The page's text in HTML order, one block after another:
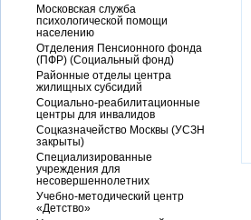
Московская служба
психологической помощи
населению
Отделения Пенсионного фонда
(ПФР) (Социальный фонд)
Районные отделы центра
жилищных субсидий
Социально-реабилитационные
центры для инвалидов
Соцказначейство Москвы (УСЗН
закрыты)
Специализированные
учреждения для
несовершеннолетних
Учебно-методический центр
«Детство»